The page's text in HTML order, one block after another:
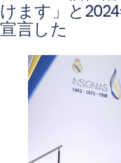
けます」と
宣言した